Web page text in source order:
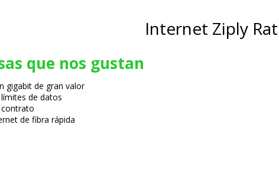
Internet Ziply
que nos gustan
gigabit de gran valor
límites de datos
contrato
de fibra rápida